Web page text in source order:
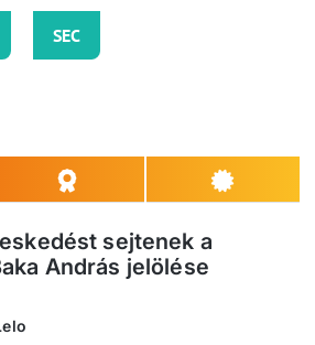
SEC
sejtenek a
András jelölése